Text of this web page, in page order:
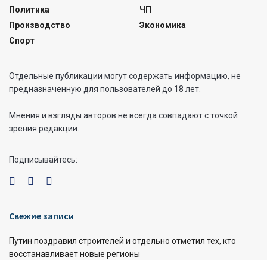
Политика
Производство
Спорт
ЧП
Экономика
Отдельные публикации могут содержать информацию, не
предназначенную для пользователей до 18 лет.
Мнения и взгляды авторов не всегда совпадают с точкой
зрения редакции.
Подписывайтесь:
Свежие записи
Путин поздравил строителей и отдельно отметил тех, кто
восстанавливает новые регионы